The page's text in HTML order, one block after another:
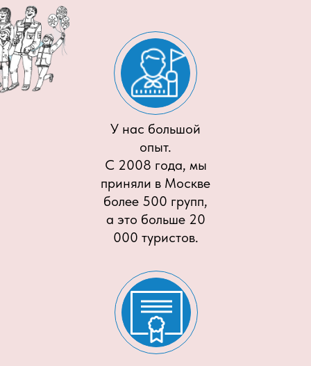
У нас большой
опыт.
С 2008 года, мы
приняли в Москве
более 500 групп,
а это больше 20
000 туристов.